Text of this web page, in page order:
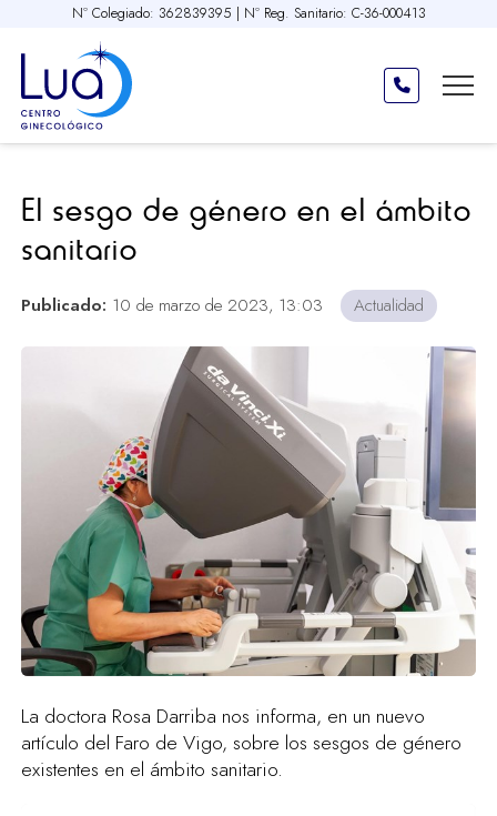
Nº Colegiado: 362839395 | Nº Reg. Sanitario: C-36-000413
El sesgo de género en el ámbito
sanitario
Publicado: 10 de marzo de 2023, 13:03 Actualidad
La doctora Rosa Darriba nos informa, en un nuevo
artículo del Faro de Vigo, sobre los sesgos de género
existentes en el ámbito sanitario.